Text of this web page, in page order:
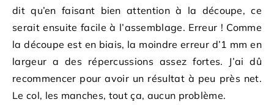
dit qu’en faisant bien attention à la découpe, ce
serait ensuite facile à l’assemblage. Erreur ! Comme
la découpe est en biais, la moindre erreur d’1 mm en
largeur a des répercussions assez fortes. J’ai dû
recommencer pour avoir un résultat à peu près net.
Le col, les manches, tout ça, aucun problème.